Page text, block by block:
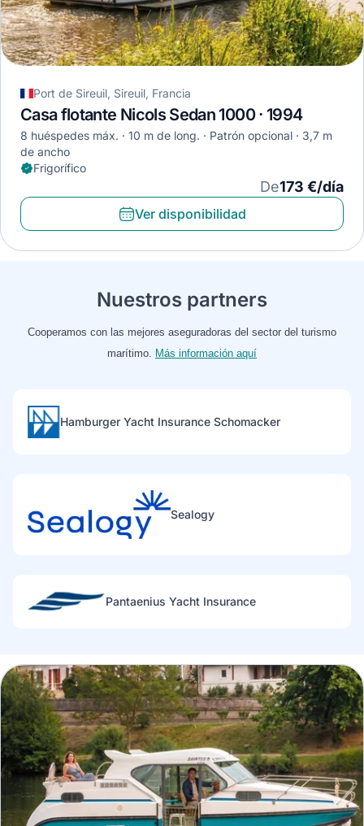
Port de Sireuil, Sireuil, Francia
Casa flotante Nicols Sedan 1000 · 1994
8 huéspedes máx. 10 m de long. Patrón opcional
3,7 m
de ancho
Frigorífico
De173 €/día
Ver disponibilidad
Nuestros partners
Cooperamos con las mejores aseguradoras del sector del turismo
marítimo. Más información aquí
Hamburger Yacht Insurance Schomacker
Sealogy
Pantaenius Yacht Insurance